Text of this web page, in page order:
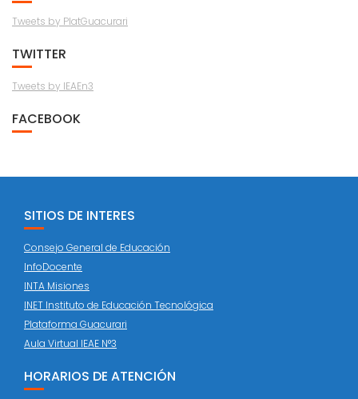
Tweets by PlatGuacurari
TWITTER
Tweets by IEAEn3
FACEBOOK
SITIOS DE INTERES
Consejo General de Educación
InfoDocente
INTA Misiones
INET Instituto de Educación Tecnológica
Plataforma Guacurari
Aula Virtual IEAE N°3
HORARIOS DE ATENCIÓN